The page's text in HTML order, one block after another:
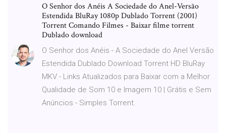
O Senhor dos Anéis A Sociedade do Anel-Versão
Estendida BluRay 1080p Dublado Torrent (2001)
Torrent Comando Filmes - Baixar filme torrent
Dublado download
O Senhor dos Anéis - A Sociedade do Anel Versão
Estendida Dublado Download Torrent HD BluRay
MKV - Links Atualizados para Baixar com a Melhor
Qualidade de Som 10 e Imagem 10 | Grátis e Sem
Anúncios - Simples Torrent.